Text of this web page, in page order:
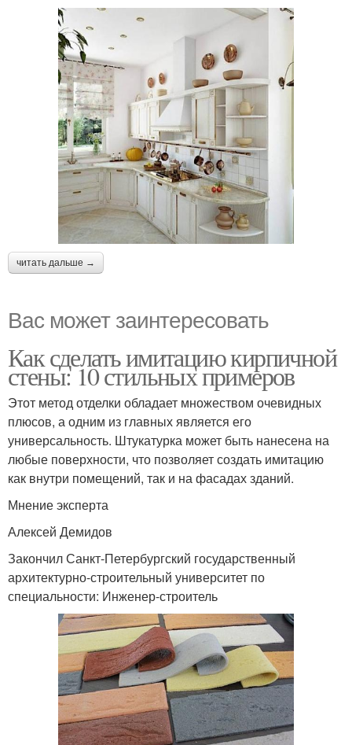
читать дальше →
Вас может заинтересовать
Как сделать имитацию кирпичной
стены: 10 стильных примеров
Этот метод отделки обладает множеством очевидных
плюсов, а одним из главных является его
универсальность. Штукатурка может быть нанесена на
любые поверхности, что позволяет создать имитацию
как внутри помещений, так и на фасадах зданий.
Мнение эксперта
Алексей Демидов
Закончил Санкт-Петербургский государственный
архитектурно-строительный университет по
специальности: Инженер-строитель